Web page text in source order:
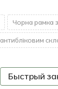
Чорна рамка
Быстрый